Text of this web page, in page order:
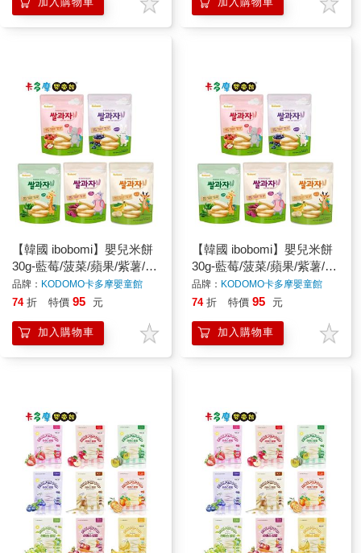
【韓國 ibobomi】嬰兒米餅
30g-藍莓/菠菜/蘋果/紫薯/香
蕉 寶寶餅乾 寶寶零食 嬰兒
零食｜卡多摩
品牌： KODOMO卡多摩嬰童館
74 折 特價 95 元
加入購物車
【韓國 ibobomi】嬰兒米餅
30g-藍莓/菠菜/蘋果/紫薯/香
蕉 寶寶餅乾 寶寶零食 嬰兒
零食｜卡多摩
品牌： KODOMO卡多摩嬰童館
74 折 特價 95 元
加入購物車